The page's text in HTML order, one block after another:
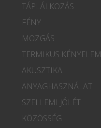
TÁPLÁLKOZÁS
FÉNY
MOZGÁS
TERMIKUS KÉNYELEM
AKUSZTIKA
ANYAGHASZNÁLAT
SZELLEMI JÓLÉT
KÖZÖSSÉG